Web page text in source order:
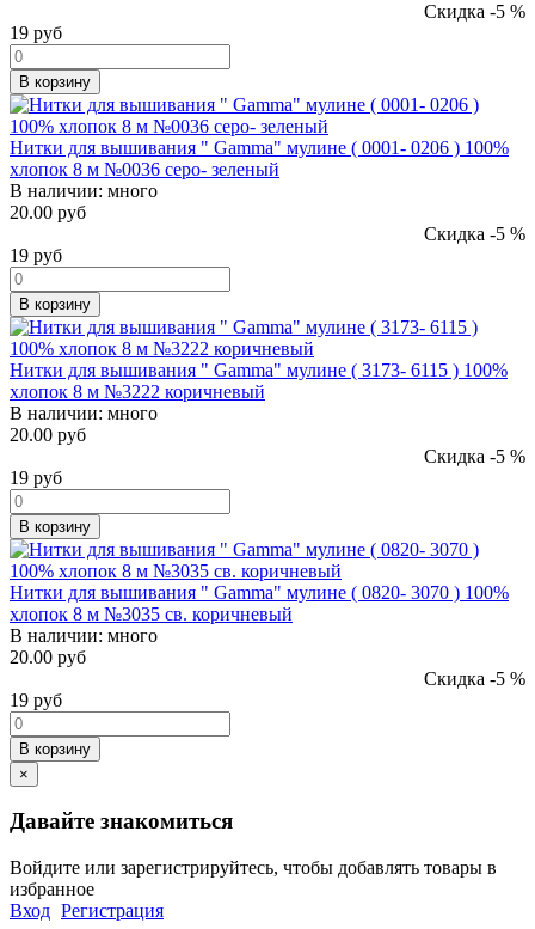
Скидка -5 %
19 руб
В корзину
Нитки для вышивания " Gamma" мулине ( 0001- 0206 ) 100%
хлопок 8 м №0036 серо- зеленый
В наличии: много
20.00 руб
Скидка -5 %
19 руб
В корзину
Нитки для вышивания " Gamma" мулине ( 3173- 6115 ) 100%
хлопок 8 м №3222 коричневый
В наличии: много
20.00 руб
Скидка -5 %
19 руб
В корзину
Нитки для вышивания " Gamma" мулине ( 0820- 3070 ) 100%
хлопок 8 м №3035 св. коричневый
В наличии: много
20.00 руб
Скидка -5 %
19 руб
В корзину
×
Давайте знакомиться
Войдите или зарегистрируйтесь, чтобы добавлять товары в
избранное
Вход Регистрация